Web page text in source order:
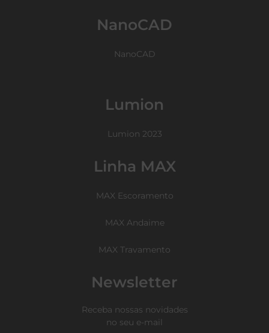
NanoCAD
NanoCAD
Lumion
Lumion 2023
Linha MAX
MAX Escoramento
MAX Andaime
MAX Travamento
Newsletter
Receba nossas novidades
no seu e-mail